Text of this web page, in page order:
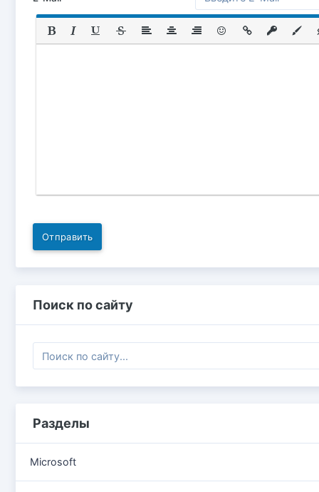
Отправить
Поиск по сайту
Разделы
Microsoft